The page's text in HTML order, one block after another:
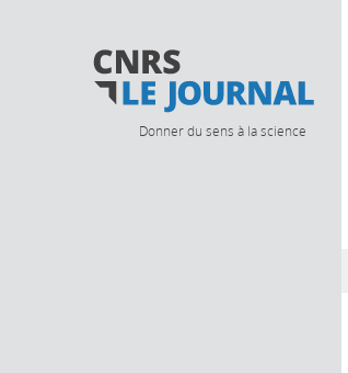
Donner du sens à la science